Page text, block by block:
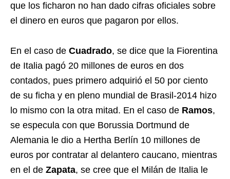
que los ficharon no han dado cifras oficiales sobre
el dinero en euros que pagaron por ellos.
En el caso de Cuadrado, se dice que la Fiorentina
de Italia pagó 20 millones de euros en dos
contados, pues primero adquirió el 50 por ciento
de su ficha y en pleno mundial de Brasil-2014 hizo
lo mismo con la otra mitad. En el caso de Ramos,
se especula con que Borussia Dortmund de
Alemania le dio a Hertha Berlín 10 millones de
euros por contratar al delantero caucano, mientras
en el de Zapata, se cree que el Milán de Italia le